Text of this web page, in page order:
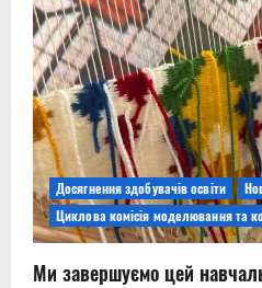
Досягнення здобувачів освіти
Циклова комісія моделювання та
Ми завершуємо цей